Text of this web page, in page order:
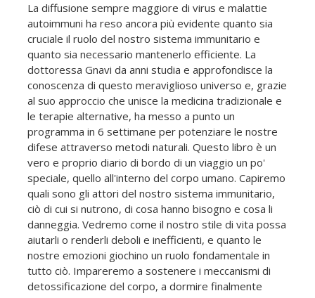
La diffusione sempre maggiore di virus e malattie
autoimmuni ha reso ancora più evidente quanto sia
cruciale il ruolo del nostro sistema immunitario e
quanto sia necessario mantenerlo efficiente. La
dottoressa Gnavi da anni studia e approfondisce la
conoscenza di questo meraviglioso universo e, grazie
al suo approccio che unisce la medicina tradizionale e
le terapie alternative, ha messo a punto un
programma in 6 settimane per potenziare le nostre
difese attraverso metodi naturali. Questo libro è un
vero e proprio diario di bordo di un viaggio un po'
speciale, quello all'interno del corpo umano. Capiremo
quali sono gli attori del nostro sistema immunitario,
ciò di cui si nutrono, di cosa hanno bisogno e cosa li
danneggia. Vedremo come il nostro stile di vita possa
aiutarli o renderli deboli e inefficienti, e quanto le
nostre emozioni giochino un ruolo fondamentale in
tutto ciò. Impareremo a sostenere i meccanismi di
detossificazione del corpo, a dormire finalmente